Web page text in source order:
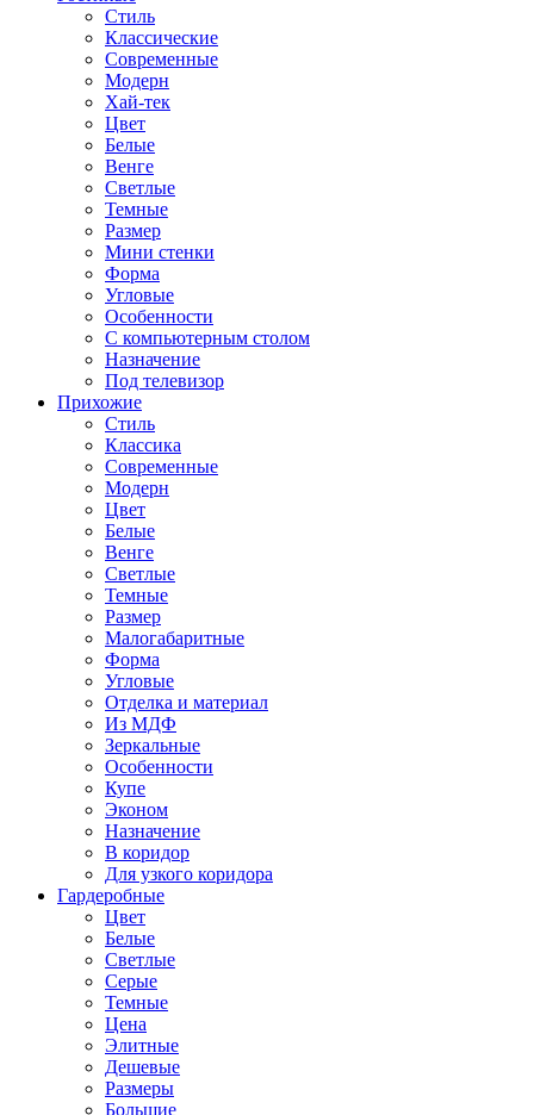
Стиль
Классические
Современные
Модерн
Хай-тек
Цвет
Белые
Венге
Светлые
Темные
Размер
Мини стенки
Форма
Угловые
Особенности
С компьютерным столом
Назначение
Под телевизор
Прихожие
Стиль
Классика
Современные
Модерн
Цвет
Белые
Венге
Светлые
Темные
Размер
Малогабаритные
Форма
Угловые
Отделка и материал
Из МДФ
Зеркальные
Особенности
Купе
Эконом
Назначение
В коридор
Для узкого коридора
Гардеробные
Цвет
Белые
Светлые
Серые
Темные
Цена
Элитные
Дешевые
Размеры
Большие